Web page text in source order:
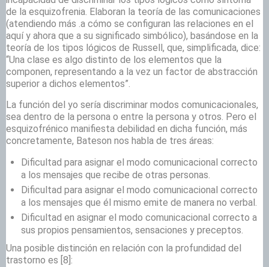
de la esquizofrenia. Elaboran la teoría de las comunicaciones
(atendiendo más .a cómo se configuran las relaciones en el
aquí y ahora que a su significado simbólico), basándose en la
teoría de los tipos lógicos de Russell, que, simplificada, dice:
“Una clase es algo distinto de los elementos que la
componen, representando a la vez un factor de abstracción
superior a dichos elementos”.
La función del yo sería discriminar modos comunicacionales,
sea dentro de la persona o entre la persona y otros. Pero el
esquizofrénico manifiesta debilidad en dicha función, más
concretamente, Bateson nos habla de tres áreas:
Dificultad para asignar el modo comunicacional correcto
a los mensajes que recibe de otras personas.
Dificultad para asignar el modo comunicacional correcto
a los mensajes que él mismo emite de manera no verbal.
Dificultad en asignar el modo comunicacional correcto a
sus propios pensamientos, sensaciones y preceptos.
Una posible distinción en relación con la profundidad del
trastorno es [8]: